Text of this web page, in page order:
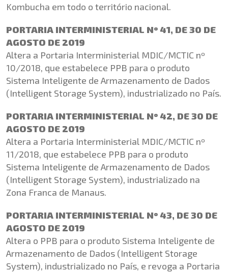
Kombucha em todo o território nacional.
PORTARIA INTERMINISTERIAL Nº 41, DE 30 DE
AGOSTO DE 2019
Altera a Portaria Interministerial MDIC/MCTIC nº
10/2018, que estabelece PPB para o produto
Sistema Inteligente de Armazenamento de Dados
(Intelligent Storage System), industrializado no País.
PORTARIA INTERMINISTERIAL Nº 42, DE 30 DE
AGOSTO DE 2019
Altera a Portaria Interministerial MDIC/MCTIC nº
11/2018, que estabelece PPB para o produto
Sistema Inteligente de Armazenamento de Dados
(Intelligent Storage System), industrializado na
Zona Franca de Manaus.
PORTARIA INTERMINISTERIAL Nº 43, DE 30 DE
AGOSTO DE 2019
Altera o PPB para o produto Sistema Inteligente de
Armazenamento de Dados (Intelligent Storage
System), industrializado no País, e revoga a Portaria